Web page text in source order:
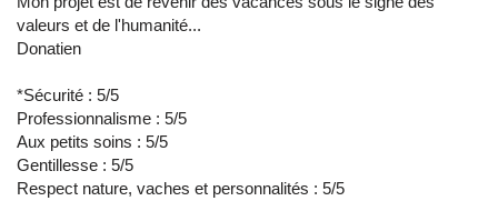
valeurs et de l'humanité...
Donatien
*Sécurité : 5/5
Professionnalisme : 5/5
Aux petits soins : 5/5
Gentillesse : 5/5
Respect nature, vaches et personnalités : 5/5